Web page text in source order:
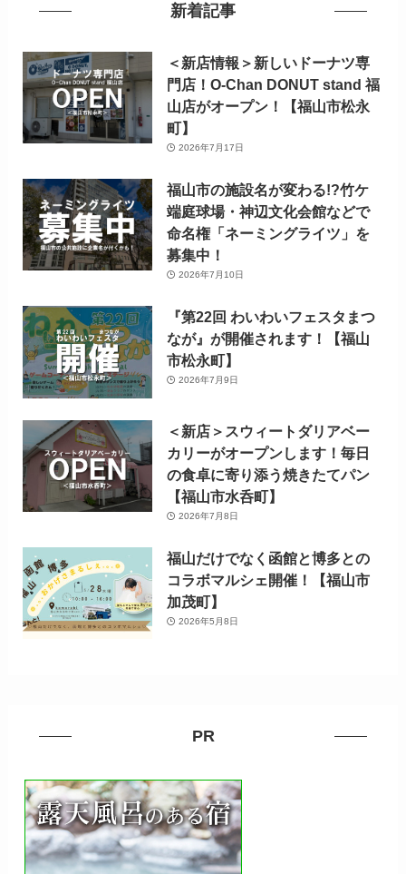
新着記事
＜新店情報＞新しいドーナツ専
門店！O-Chan DONUT stand 福
山店がオープン！【福山市松永
町】
2026年7月17日
福山市の施設名が変わる!?竹ケ
端庭球場・神辺文化会館などで
命名権「ネーミングライツ」を
募集中！
2026年7月10日
『第22回 わいわいフェスタまつ
なが』が開催されます！【福山
市松永町】
2026年7月9日
＜新店＞スウィートダリアベー
カリーがオープンします！毎日
の食卓に寄り添う焼きたてパン
【福山市水呑町】
2026年7月8日
福山だけでなく函館と博多との
コラボマルシェ開催！【福山市
加茂町】
2026年5月8日
PR